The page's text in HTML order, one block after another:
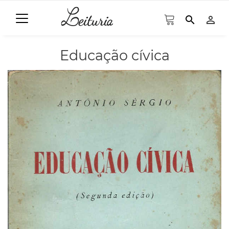
search person_outline
Educação cívica